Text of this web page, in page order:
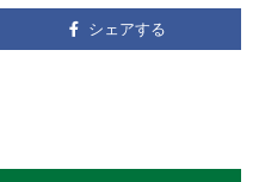
シェアする